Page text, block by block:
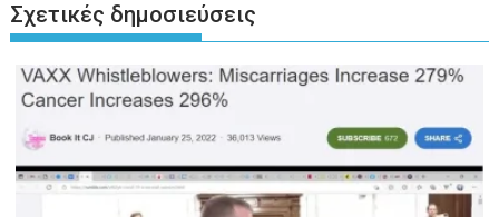
Σχετικές δημοσιεύσεις